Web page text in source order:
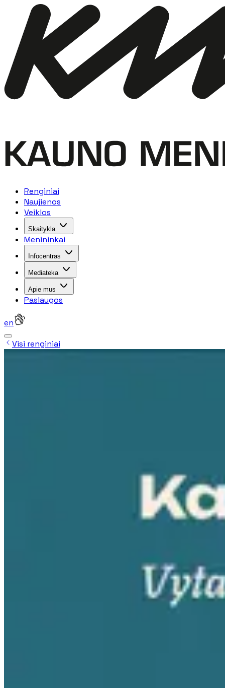
Renginiai
Naujienos
Veiklos
Skaitykla
Menininkai
Infocentras
Mediateka
Apie mus
Paslaugos
en
Visi renginiai